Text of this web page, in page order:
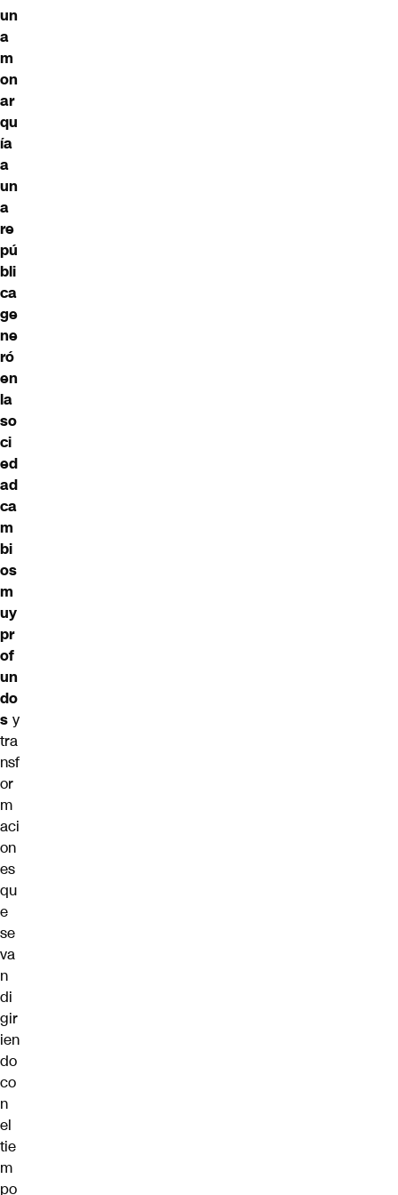
un
a
m
on
ar
qu
ía
a
un
a
re
pú
bli
ca
ge
ne
ró
en
la
so
ci
ed
ad
ca
m
bi
os
m
uy
pr
of
un
do
s y
tra
nsf
or
m
aci
on
es
qu
e
se
va
n
di
gir
ien
do
co
n
el
tie
m
po